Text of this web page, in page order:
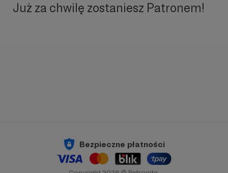
Już za chwilę zostaniesz Patronem!
Bezpieczne płatności